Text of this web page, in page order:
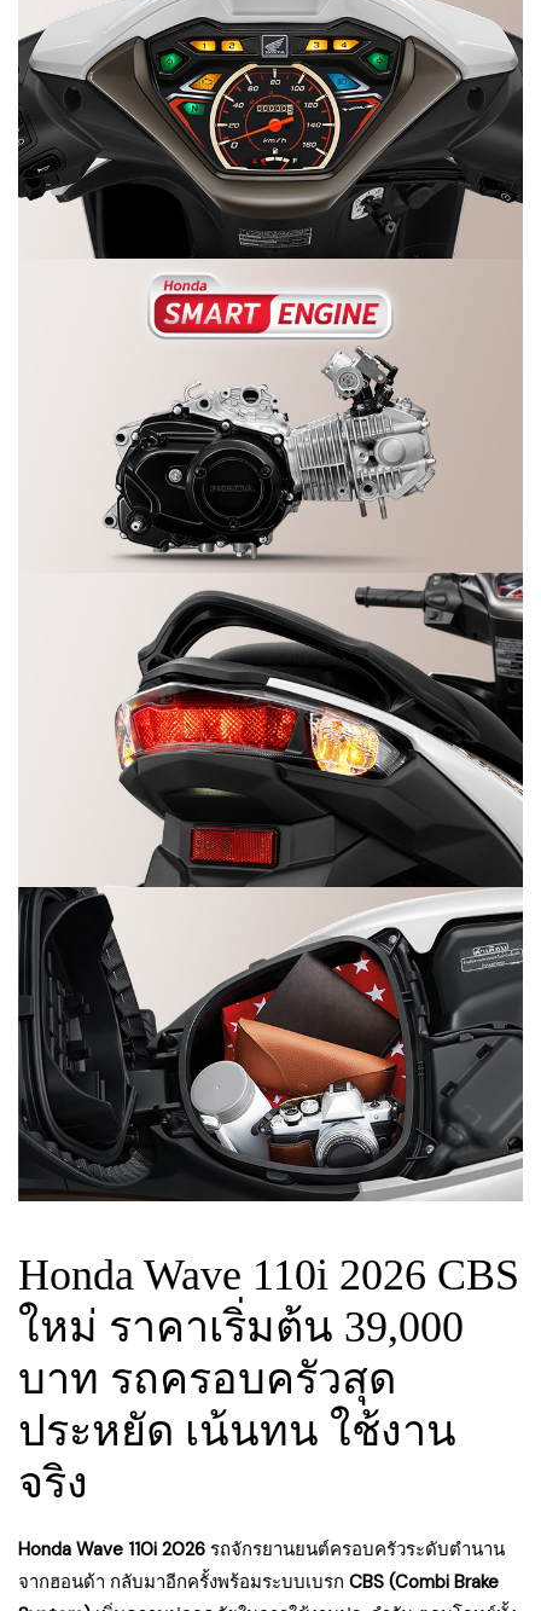
Honda Wave 110i 2026 CBS
ใหม่ ราคาเริ่มต้น 39,000
บาท รถครอบครัวสุด
ประหยัด เน้นทน ใช้งาน
จริง
Honda Wave 110i 2026 รถจักรยานยนต์ครอบครัวระดับตำนาน
จากฮอนด้า กลับมาอีกครั้งพร้อมระบบเบรก CBS (Combi Brake